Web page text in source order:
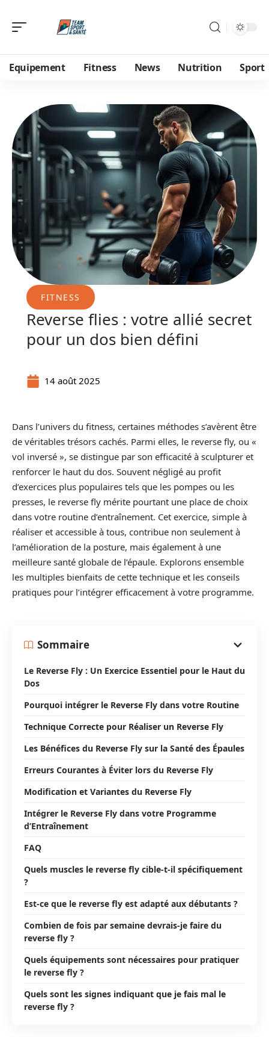
Equipement Fitness News Nutrition Sport
FITNESS
Reverse flies : votre allié secret
pour un dos bien défini
14 août 2025
Dans l’univers du fitness, certaines méthodes s’avèrent être
de véritables trésors cachés. Parmi elles, le reverse fly, ou «
vol inversé », se distingue par son efficacité à sculpturer et
renforcer le haut du dos. Souvent négligé au profit
d’exercices plus populaires tels que les pompes ou les
presses, le reverse fly mérite pourtant une place de choix
dans votre routine d’entraînement. Cet exercice, simple à
réaliser et accessible à tous, contribue non seulement à
l’amélioration de la posture, mais également à une
meilleure santé globale de l’épaule. Explorons ensemble
les multiples bienfaits de cette technique et les conseils
pratiques pour l’intégrer efficacement à votre programme.
Sommaire
Le Reverse Fly : Un Exercice Essentiel pour le Haut du
Dos
Pourquoi intégrer le Reverse Fly dans votre Routine
Technique Correcte pour Réaliser un Reverse Fly
Les Bénéfices du Reverse Fly sur la Santé des Épaules
Erreurs Courantes à Éviter lors du Reverse Fly
Modification et Variantes du Reverse Fly
Intégrer le Reverse Fly dans votre Programme
d’Entraînement
FAQ
Quels muscles le reverse fly cible-t-il spécifiquement
?
Est-ce que le reverse fly est adapté aux débutants ?
Combien de fois par semaine devrais-je faire du
reverse fly ?
Quels équipements sont nécessaires pour pratiquer
le reverse fly ?
Quels sont les signes indiquant que je fais mal le
reverse fly ?